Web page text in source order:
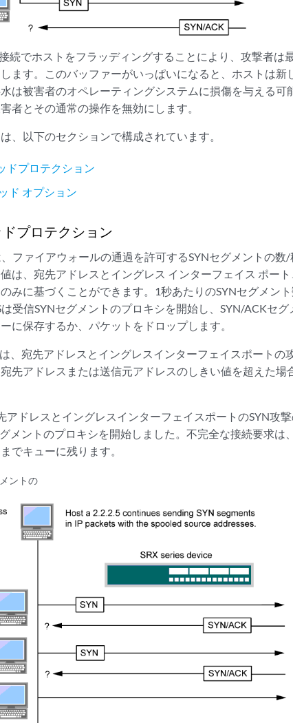
続でホストをフラッディングすることにより、攻撃者は
ます。このバッファーがいっぱいになると、ホストは新
は被害者のオペレーティングシステムに損傷を与える可
者とその通常の操作を無効にします。
、以下のセクションで構成されています。
ドプロテクション
ド オプション
プロテクション
、ファイアウォールの通過を許可するSYNセグメントの
は、宛先アドレスとイングレス インターフェイス ポー
みに基づくことができます。1秒あたりのSYNセグメン
は受信SYNセグメントのプロキシを開始し、SYN/ACKセ
に保存するか、パケットをドロップします。
、宛先アドレスとイングレスインターフェイスポートの
先アドレスまたは送信元アドレスのしきい値を超えた場
アドレスとイングレスインターフェイスポートのSYN攻
メントのプロキシを開始しました。不完全な接続要求は
でキューに残ります。
ントの